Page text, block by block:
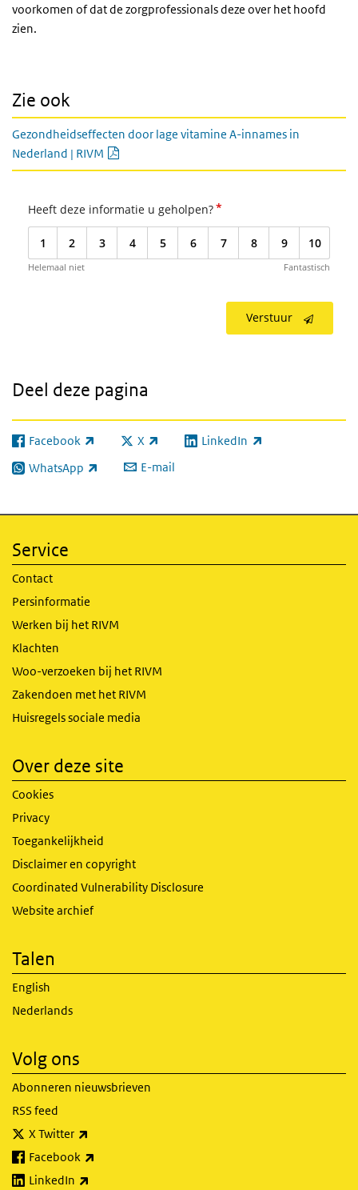
voorkomen of dat de zorgprofessionals deze over het hoofd
zien.
Zie ook
Gezondheidseffecten door lage vitamine A-innames in
Nederland | RIVM
Heeft deze informatie u geholpen?*
1 2 3 4 5 6 7 8 9 10
Helemaal niet Fantastisch
Verstuur
Deel deze pagina
Facebook
(externe link) X
(externe link) LinkedIn
(externe link)
WhatsApp
(externe link) E-mail
Service
Contact
Persinformatie
Werken bij het RIVM
Klachten
Woo-verzoeken bij het RIVM
Zakendoen met het RIVM
Huisregels sociale media
Over deze site
Cookies
Privacy
Toegankelijkheid
Disclaimer en copyright
Coordinated Vulnerability Disclosure
Website archief
Talen
English
Nederlands
Volg ons
Abonneren nieuwsbrieven
RSS feed
X Twitter
Facebook
LinkedIn